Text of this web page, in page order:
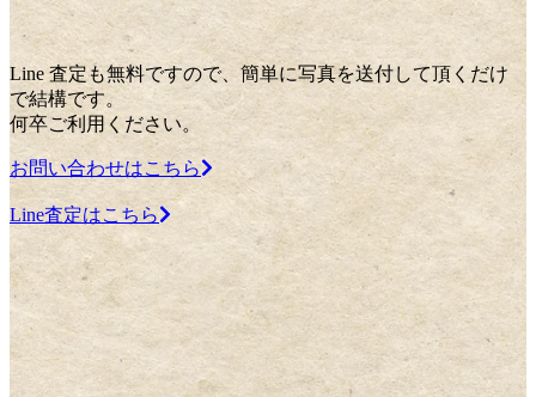
Line 査定も無料ですので、簡単に写真を送付して頂くだけ
で結構です。
何卒ご利用ください。
お問い合わせはこちら
Line査定はこちら